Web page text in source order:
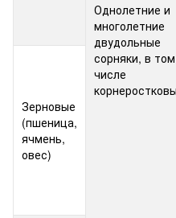
Однолетние и
многолетние
двудольные
сорняки, в том
числе
Зерновые
(пшеница,
ячмень,
овес)